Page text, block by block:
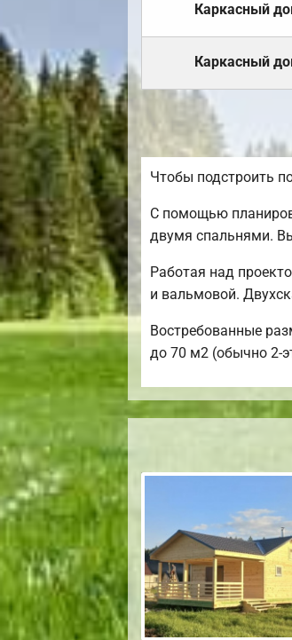
Каркасный
Каркасный
Чтобы подстроить
С помощью
двумя спальнями.
Работая над
и вальмовой.
Востребованные
до 70 м2 (обычно 2-